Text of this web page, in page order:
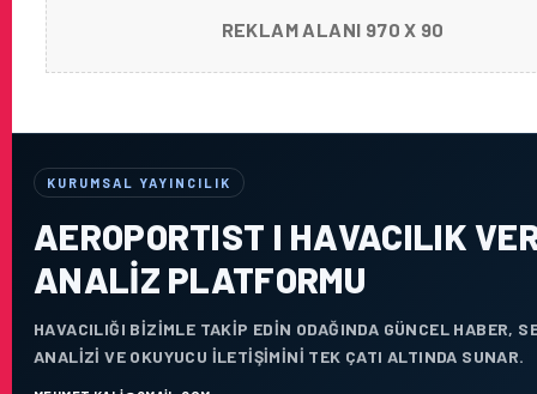
REKLAM ALANI 970 X 90
KURUMSAL YAYINCILIK
AEROPORTIST I HAVACILIK
ANALIZ PLATFORMU
HAVACILIĞI BIZIMLE TAKIP EDIN ODAĞINDA GÜNCEL HABER,
ANALIZI VE OKUYUCU ILETIŞIMINI TEK ÇATI ALTINDA SUNAR.